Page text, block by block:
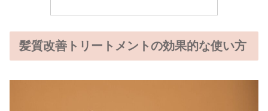
髪質改善トリートメントの効果的な使い方